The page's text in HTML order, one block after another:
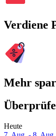
Verdiene
Mehr
Heute